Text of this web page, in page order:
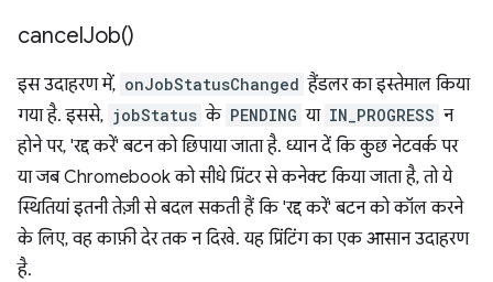
cancelJob()
इस उदाहरण में, onJobStatusChanged हैंडलर का इस्तेमाल किया
गया है. इससे, jobStatus के PENDING या IN_PROGRESS न
होने पर, 'रद्द करें' बटन को छिपाया जाता है. ध्यान दें कि कुछ नेटवर्क पर
या जब Chromebook को सीधे प्रिंटर से कनेक्ट किया जाता है, तो ये
स्थितियां इतनी तेज़ी से बदल सकती हैं कि 'रद्द करें' बटन को कॉल करने
के लिए, वह काफ़ी देर तक न दिखे. यह प्रिंटिंग का एक आसान उदाहरण
है.